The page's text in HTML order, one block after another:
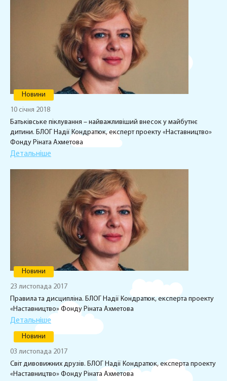
Новини
10 січня 2018
Батьківське піклування – найважливіший внесок у майбутнє
дитини. БЛОГ Надії Кондратюк, експерт проекту «Наставництво»
Фонду Ріната Ахметова
Детальніше
Новини
23 листопада 2017
Правила та дисципліна. БЛОГ Надії Кондратюк, експерта проекту
«Наставництво» Фонду Ріната Ахметова
Детальніше
Новини
03 листопада 2017
Світ дивовижних друзів. БЛОГ Надії Кондратюк, експерта проекту
«Наставництво» Фонду Ріната Ахметова